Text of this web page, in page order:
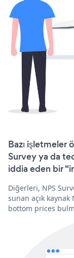
Bazı işletmeler
Survey ya da
iddia eden bir
Diğerleri, NPS
sunan açık kaynak
bottom prices